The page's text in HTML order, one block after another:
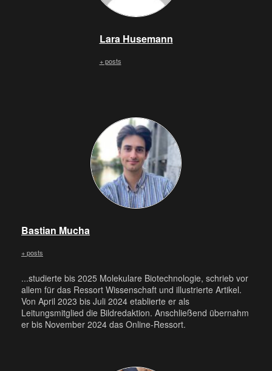
Lara Husemann
+ posts
Bastian Mucha
+ posts
...studierte bis 2025 Molekulare Biotechnologie, schrieb vor
allem für das Ressort Wissenschaft und illustrierte Artikel.
Von April 2023 bis Juli 2024 etablierte er als
Leitungsmitglied die Bildredaktion. Anschließend übernahm
er bis November 2024 das Online-Ressort.